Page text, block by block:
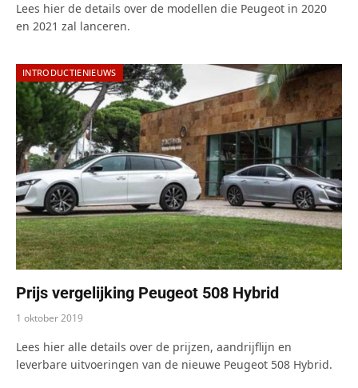
Lees hier de details over de modellen die Peugeot in 2020
en 2021 zal lanceren.
INTRODUCTIENIEUWS
Prijs vergelijking Peugeot 508 Hybrid
1 oktober 2019
Lees hier alle details over de prijzen, aandrijflijn en
leverbare uitvoeringen van de nieuwe Peugeot 508 Hybrid.